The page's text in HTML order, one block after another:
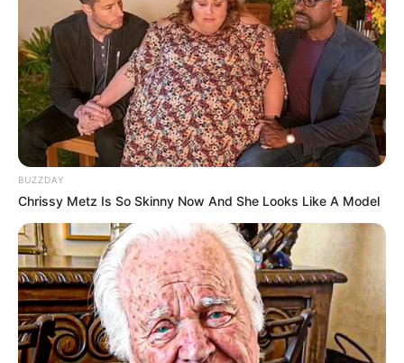
BUZZDAY
Chrissy Metz Is So Skinny Now And She Looks Like A Model